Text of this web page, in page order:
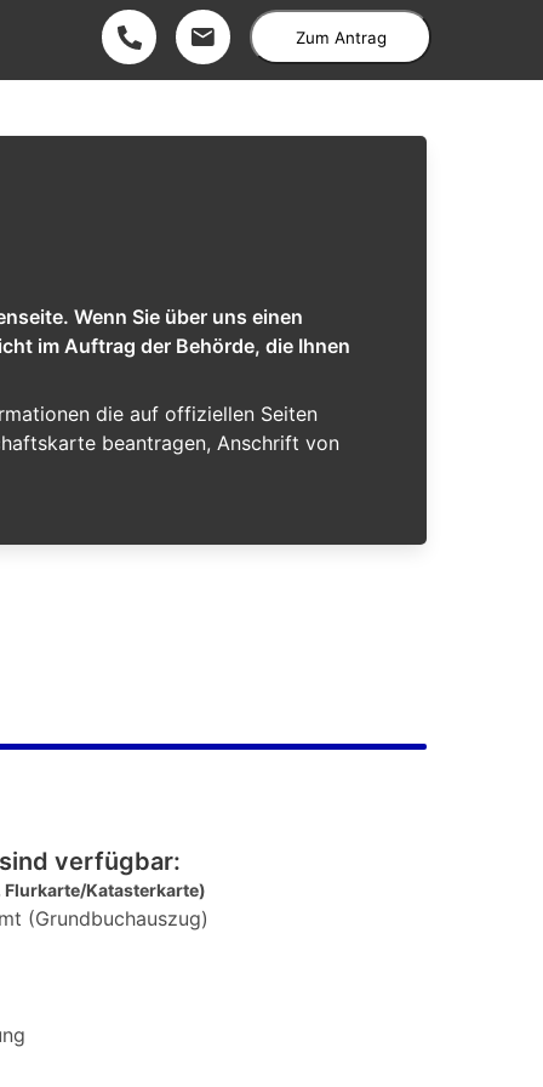
Zum Antrag
Wenn Sie über uns einen
im Auftrag der Behörde, die Ihnen
die auf offiziellen Seiten
beantragen, Anschrift von
verfügbar:
Flurkarte/Katasterkarte)
(Grundbuchauszug)